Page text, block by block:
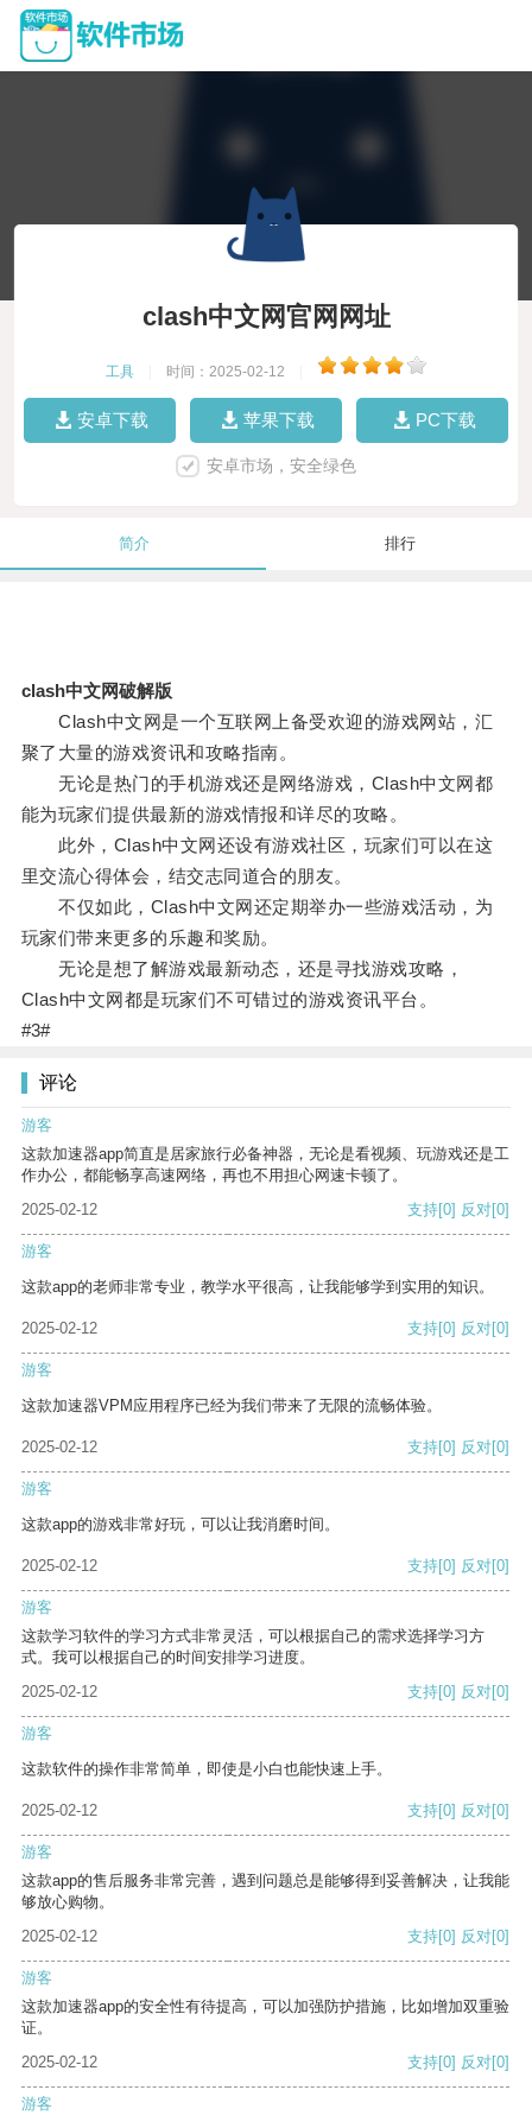
clash中文网官网网址
工具 时间：2025-02-12
安卓下载 苹果下载 PC下载
安卓市场，安全绿色
简介 排行
clash中文网破解版
Clash中文网是一个互联网上备受欢迎的游戏网站，汇
聚了大量的游戏资讯和攻略指南。
无论是热门的手机游戏还是网络游戏，Clash中文网都
能为玩家们提供最新的游戏情报和详尽的攻略。
此外，Clash中文网还设有游戏社区，玩家们可以在这
里交流心得体会，结交志同道合的朋友。
不仅如此，Clash中文网还定期举办一些游戏活动，为
玩家们带来更多的乐趣和奖励。
无论是想了解游戏最新动态，还是寻找游戏攻略，
Clash中文网都是玩家们不可错过的游戏资讯平台。
#3#
评论
游客
这款加速器app简直是居家旅行必备神器，无论是看视频、玩游戏还是工
作办公，都能畅享高速网络，再也不用担心网速卡顿了。
2025-02-12
支持[0] 反对[0]
游客
这款app的老师非常专业，教学水平很高，让我能够学到实用的知识。
2025-02-12 支持[0] 反对[0]
游客
这款加速器VPM应用程序已经为我们带来了无限的流畅体验。
2025-02-12 支持[0] 反对[0]
游客
这款app的游戏非常好玩，可以让我消磨时间。
2025-02-12 支持[0] 反对[0]
游客
这款学习软件的学习方式非常灵活，可以根据自己的需求选择学习方
式。我可以根据自己的时间安排学习进度。
2025-02-12
支持[0] 反对[0]
游客
这款软件的操作非常简单，即使是小白也能快速上手。
2025-02-12 支持[0] 反对[0]
游客
这款app的售后服务非常完善，遇到问题总是能够得到妥善解决，让我能
够放心购物。
2025-02-12
支持[0] 反对[0]
游客
这款加速器app的安全性有待提高，可以加强防护措施，比如增加双重验
证。
2025-02-12
支持[0] 反对[0]
游客